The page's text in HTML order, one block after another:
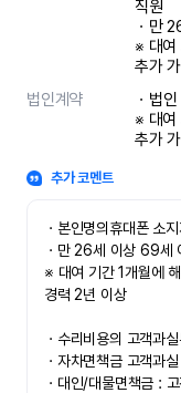
직원
ㆍ만
※ 대여
추가
법인계약
ㆍ법
※ 대여
추가
추가 코멘트
ㆍ본인명의휴대폰 소
ㆍ만 26세 이상 69세
※ 대여 기간 1개월에
경력 2년 이상
ㆍ수리비용의 고객과
ㆍ자차면책금 고객과
ㆍ대인/대물면책금 :